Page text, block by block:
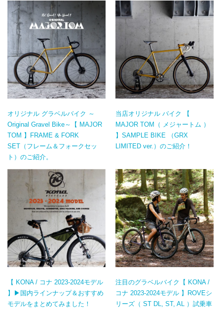
オリジナル グラベルバイク ～
Original Gravel Bike～【 MAJOR
TOM 】FRAME & FORK
SET（フレーム＆フォークセッ
ト）のご紹介。
当店オリジナル バイク 【
MAJOR TOM（ メジャートム ）
】SAMPLE BIKE （GRX
LIMITED ver.）のご紹介！
【 KONA / コナ 2023-2024モデル
】▶国内ラインナップ＆おすすめ
モデルをまとめてみました！
注目のグラベルバイク【 KONA /
コナ 2023-2024モデル 】ROVEシ
リーズ（ ST DL, ST, AL ）試乗車